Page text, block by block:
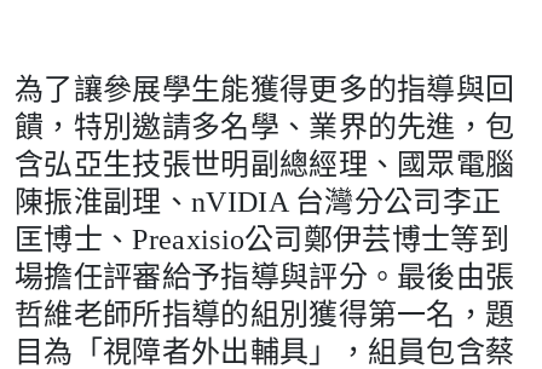
為了讓參展學生能獲得更多的指導與回
饋，特別邀請多名學、業界的先進，包
含弘亞生技張世明副總經理、國眾電腦
陳振淮副理、nVIDIA 台灣分公司李正
匡博士、Preaxisio公司鄭伊芸博士等到
場擔任評審給予指導與評分。最後由張
哲維老師所指導的組別獲得第一名，題
目為「視障者外出輔具」，組員包含蔡